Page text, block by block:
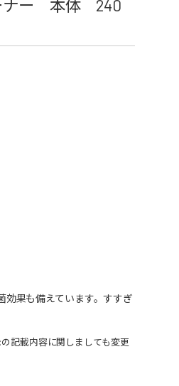
ナー 本体 240
果も備えています。すすぎ
記載内容に関しましても変更